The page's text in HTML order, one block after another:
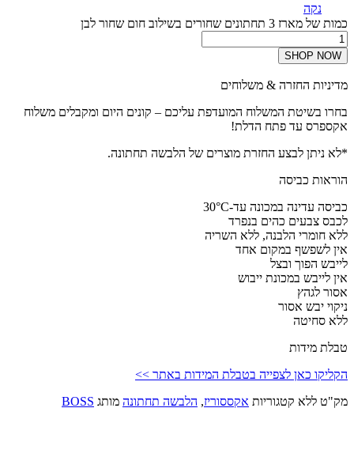
נקה
כמות של מארז 3 תחתונים שחורים בשילוב חום שחור לבן
SHOP NOW
מדיניות החזרה & משלוחים
בחרו בשיטת המשלוח המועדפת עליכם – קונים היום ומקבלים משלוח
אקספרס עד פתח הדלת!
*לא ניתן לבצע החזרת מוצרים של הלבשה תחתונה.
הוראות כביסה
כביסה עדינה במכונה עד-30°C
לכבס צבעים כהים בנפרד
ללא חומרי הלבנה, ללא השריה
אין לשפשף במקום אחד
לייבש הפוך ובצל
אין לייבש במכונת ייבוש
אסור לגהץ
ניקוי יבש אסור
ללא סחיטה
טבלת מידות
הקליקו כאן לצפייה בטבלת המידות באתר >>
מק"ט ללא קטגוריות אקססוריז, הלבשה תחתונה מותג BOSS